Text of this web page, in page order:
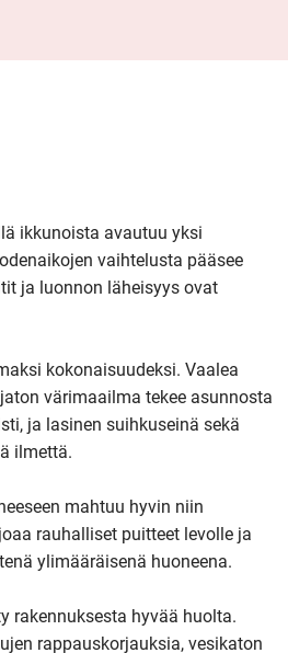
ikkunoista avautuu yksi
vaihtelusta pääsee
ja luonnon läheisyys ovat
kokonaisuudeksi. Vaalea
värimaailma tekee asunnosta
ja lasinen suihkuseinä sekä
ilmettä.
mahtuu hyvin niin
rauhalliset puitteet levolle ja
ylimääräisenä huoneena.
rakennuksesta hyvää huolta.
rappauskorjauksia, vesikaton